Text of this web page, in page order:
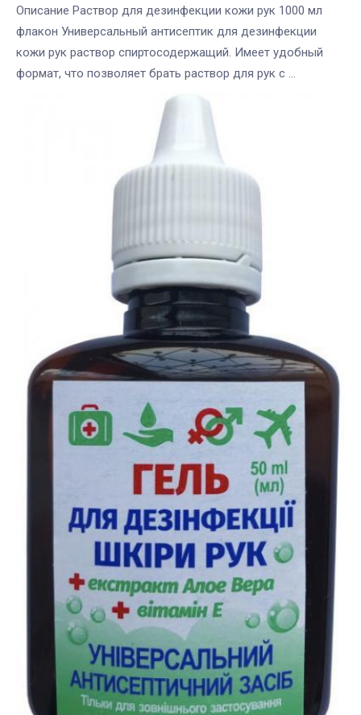
Описание Раствор для дезинфекции кожи рук 1000 мл
флакон Универсальный антисептик для дезинфекции
кожи рук раствор спиртосодержащий. Имеет удобный
формат, что позволяет брать раствор для рук с ...